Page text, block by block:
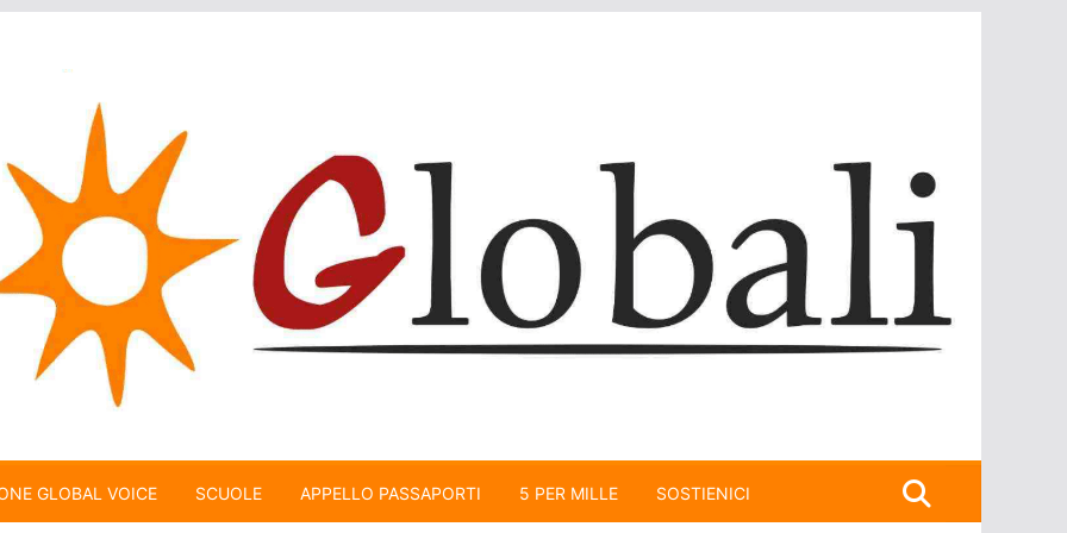
GLOBAL VOICE SCUOLE APPELLO PASSAPORTI 5 PER MILLE SOSTIENICI